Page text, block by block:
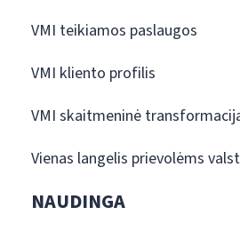
VMI teikiamos paslaugos
VMI kliento profilis
VMI skaitmeninė
Vienas langelis prievolėms
NAUDINGA